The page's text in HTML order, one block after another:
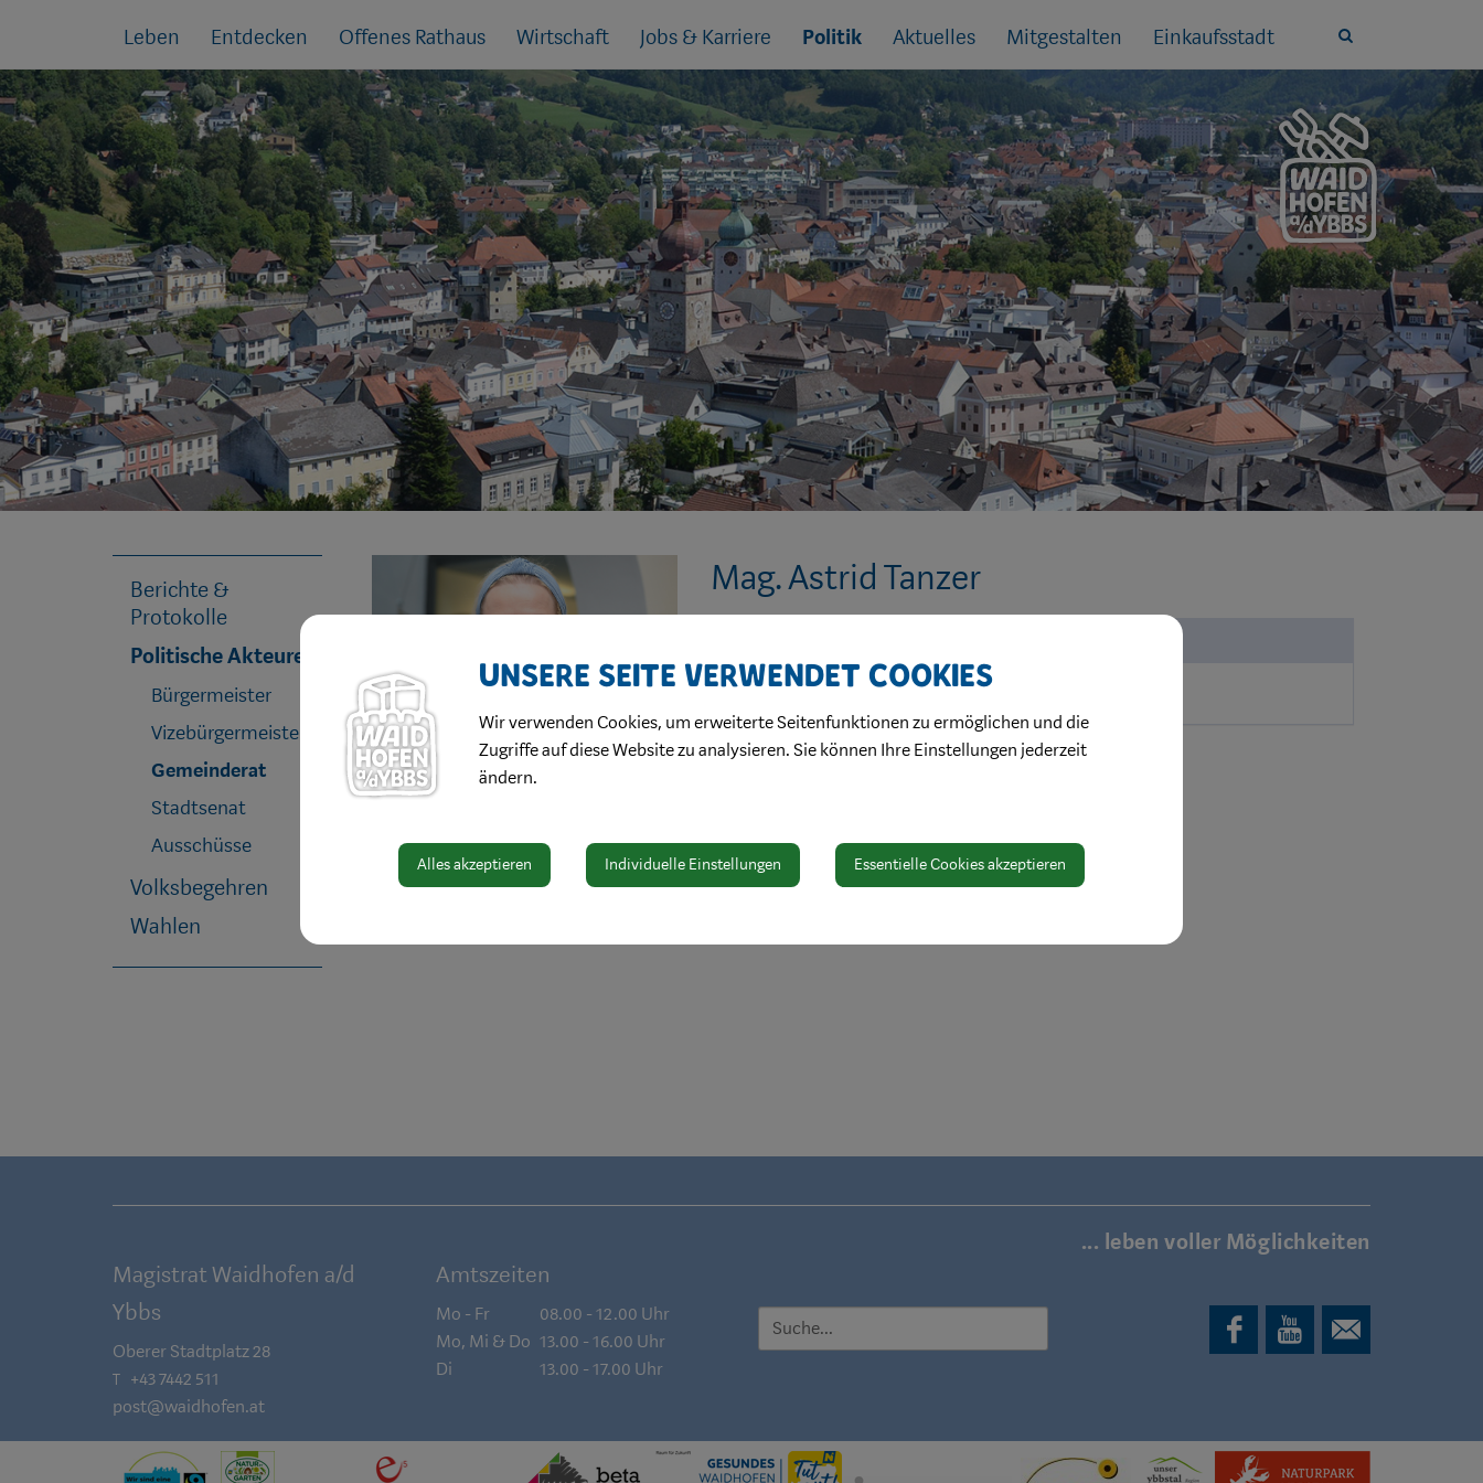
Sprungmarken
zu:
Leben Entdecken Offenes Rathaus Wirtschaft Jobs & Karriere Politik Aktuelles Mitgestalten Einkaufsstadt
Site
Mag. Astrid Tanzer
M +43 676 3398336
astrid.tanzer@icloud.com
Berichte &
Protokolle
Politische Akteure
Bürgermeister
Vizebürgermeister
Gemeinderat
Stadtsenat
Ausschüsse
Volksbegehren
Wahlen
... leben voller Möglichkeiten
Magistrat Waidhofen a/d
Ybbs
Oberer Stadtplatz 28
T +43 7442 511
post@waidhofen.at
Amtszeiten
Mo - Fr
08.00 - 12.00 Uhr
Mo, Mi & Do 13.00 - 16.00 Uhr
Di
13.00 - 17.00 Uhr
SUCHE
Unsere Seite verwendet Cookies
Wir verwenden Cookies, um erweiterte Seitenfunktionen zu ermöglichen und die
Zugriffe auf diese Website zu analysieren. Sie können Ihre Einstellungen jederzeit
ändern.
Alles akzeptieren Individuelle Einstellungen Essentielle Cookies akzeptieren